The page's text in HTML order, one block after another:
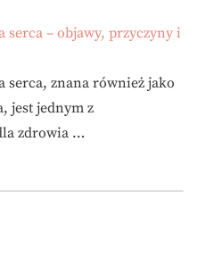
serca – objawy, przyczyny i
serca, znana również jako
jest jednym z
zdrowia …